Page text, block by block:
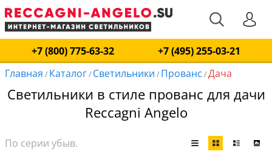
+7 (800) 775-63-32
+7 (495) 255-03-21
Главная / Каталог/ Светильники / Прованс /Дача
Светильники в стиле прованс для дачи
Reccagni Angelo